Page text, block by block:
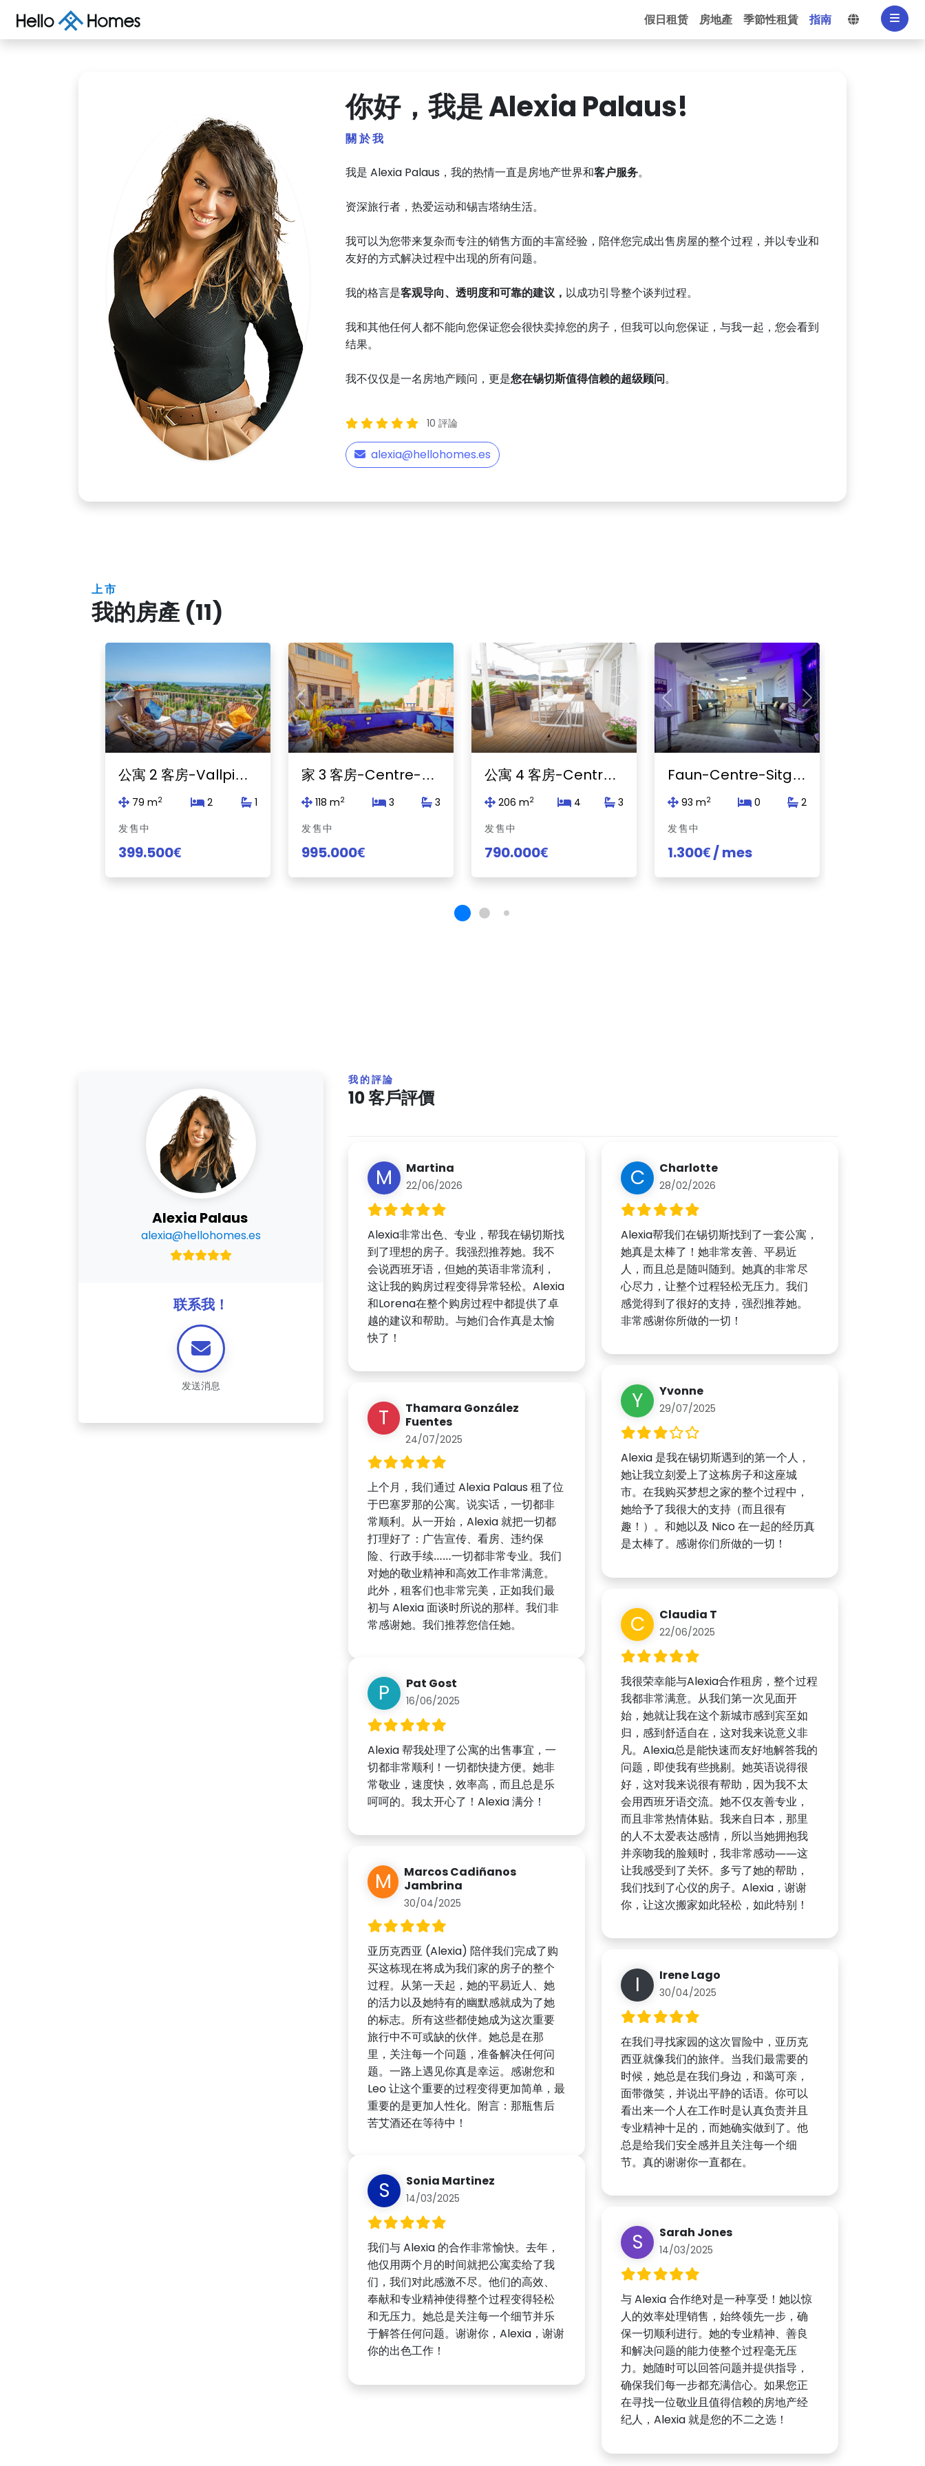
假日租赁 房地產 季節性租賃 指南 选择语言
你好，我是 Alexia Palaus!
關於我
我是 Alexia Palaus，我的热情一直是房地产世界和客户服务。
资深旅行者，热爱运动和锡吉塔纳生活。
我可以为您带来复杂而专注的销售方面的丰富经验，陪伴您完成出售房屋的整个过程，并以专业和
友好的方式解决过程中出现的所有问题。
我的格言是客观导向、透明度和可靠的建议， 以成功引导整个谈判过程。
我和其他任何人都不能向您保证您会很快卖掉您的房子，但我可以向您保证，与我一起，您会看到
结果。
我不仅仅是一名房地产顾问，更是您在锡切斯值得信赖的超级顾问。
10 評論
alexia@hellohomes.es
上市
我的房產 (11)
Previous Next
公寓 2 客房-Vallpineda-Sant Pere de Ribes
79 m2 2
1
发售中
399.500€
Previous Next
家 3 客房-Centre-Sitges
118 m2 3
3
发售中
995.000€
Previous
公寓 4 客房-Centre-Sitges
206 m2 4
3
发售中
790.000€
Previous Next
Faun-Centre-Sitges
93 m2 0
2
发售中
1.300€ / mes
Alexia Palaus
alexia@hellohomes.es
联系我！
发送消息
我的評論
10 客戶評價
M Martina
22/06/2026
Alexia非常出色、专业，帮我在锡切斯找
到了理想的房子。我强烈推荐她。我不
会说西班牙语，但她的英语非常流利，
这让我的购房过程变得异常轻松。Alexia
和Lorena在整个购房过程中都提供了卓
越的建议和帮助。与她们合作真是太愉
快了！
C Charlotte
28/02/2026
Alexia帮我们在锡切斯找到了一套公寓，
她真是太棒了！她非常友善、平易近
人，而且总是随叫随到。她真的非常尽
心尽力，让整个过程轻松无压力。我们
感觉得到了很好的支持，强烈推荐她。
非常感谢你所做的一切！
Y Yvonne
29/07/2025
Alexia 是我在锡切斯遇到的第一个人，
她让我立刻爱上了这栋房子和这座城
市。在我购买梦想之家的整个过程中，
她给予了我很大的支持（而且很有
趣！）。和她以及 Nico 在一起的经历真
是太棒了。感谢你们所做的一切！
T
Thamara González
Fuentes
24/07/2025
上个月，我们通过 Alexia Palaus 租了位
于巴塞罗那的公寓。说实话，一切都非
常顺利。从一开始，Alexia 就把一切都
打理好了：广告宣传、看房、违约保
险、行政手续……一切都非常专业。我们
对她的敬业精神和高效工作非常满意。
此外，租客们也非常完美，正如我们最
初与 Alexia 面谈时所说的那样。我们非
常感谢她。我们推荐您信任她。
C Claudia T
22/06/2025
我很荣幸能与Alexia合作租房，整个过程
我都非常满意。从我们第一次见面开
始，她就让我在这个新城市感到宾至如
归，感到舒适自在，这对我来说意义非
凡。Alexia总是能快速而友好地解答我的
问题，即使我有些挑剔。她英语说得很
好，这对我来说很有帮助，因为我不太
会用西班牙语交流。她不仅友善专业，
而且非常热情体贴。我来自日本，那里
的人不太爱表达感情，所以当她拥抱我
并亲吻我的脸颊时，我非常感动——这
让我感受到了关怀。多亏了她的帮助，
我们找到了心仪的房子。Alexia，谢谢
你，让这次搬家如此轻松，如此特别！
P Pat Gost
16/06/2025
Alexia 帮我处理了公寓的出售事宜，一
切都非常顺利！一切都快捷方便。她非
常敬业，速度快，效率高，而且总是乐
呵呵的。我太开心了！Alexia 满分！
M
Marcos Cadiñanos
Jambrina
30/04/2025
亚历克西亚 (Alexia) 陪伴我们完成了购
买这栋现在将成为我们家的房子的整个
过程。从第一天起，她的平易近人、她
的活力以及她特有的幽默感就成为了她
的标志。所有这些都使她成为这次重要
旅行中不可或缺的伙伴。她总是在那
里，关注每一个问题，准备解决任何问
题。一路上遇见你真是幸运。感谢您和
Leo 让这个重要的过程变得更加简单，最
重要的是更加人性化。附言：那瓶售后
苦艾酒还在等待中！
I Irene Lago
30/04/2025
在我们寻找家园的这次冒险中，亚历克
西亚就像我们的旅伴。当我们最需要的
时候，她总是在我们身边，和蔼可亲，
面带微笑，并说出平静的话语。你可以
看出来一个人在工作时是认真负责并且
专业精神十足的，而她确实做到了。他
总是给我们安全感并且关注每一个细
节。真的谢谢你一直都在。
S Sonia Martinez
14/03/2025
我们与 Alexia 的合作非常愉快。去年，
他仅用两个月的时间就把公寓卖给了我
们，我们对此感激不尽。他们的高效、
奉献和专业精神使得整个过程变得轻松
和无压力。她总是关注每一个细节并乐
于解答任何问题。谢谢你，Alexia，谢谢
你的出色工作！
S Sarah Jones
14/03/2025
与 Alexia 合作绝对是一种享受！她以惊
人的效率处理销售，始终领先一步，确
保一切顺利进行。她的专业精神、善良
和解决问题的能力使整个过程毫无压
力。她随时可以回答问题并提供指导，
确保我们每一步都充满信心。如果您正
在寻找一位敬业且值得信赖的房地产经
纪人，Alexia 就是您的不二之选！